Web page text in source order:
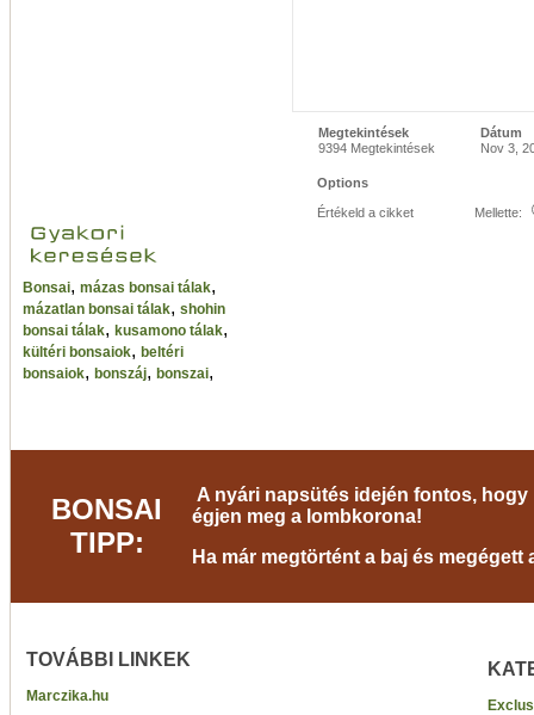
Bonsai, mázas bonsai tálak,
mázatlan bonsai tálak, shohin
bonsai tálak, kusamono tálak,
kültéri bonsaiok, beltéri
bonsaiok, bonszáj, bonszai,
Megtekintések
Dátum
9394 Megtekintések
Nov 3,
Options
Értékeld a cikket Mellette:
BONSAI
TIPP:
A nyári napsütés idején fontos,
égjen meg a lombkorona!
Ha már megtörtént a baj és
TOVÁBBI LINKEK
Marczika.hu